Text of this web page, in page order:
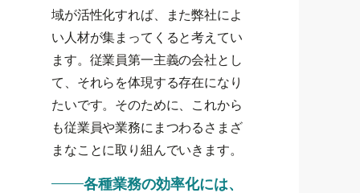
域が活性化すれば、また弊社によ
い人材が集まってくると考えてい
ます。従業員第一主義の会社とし
て、それらを体現する存在になり
たいです。そのために、これから
も従業員や業務にまつわるさまざ
まなことに取り組んでいきます。
各種業務の効率化には、